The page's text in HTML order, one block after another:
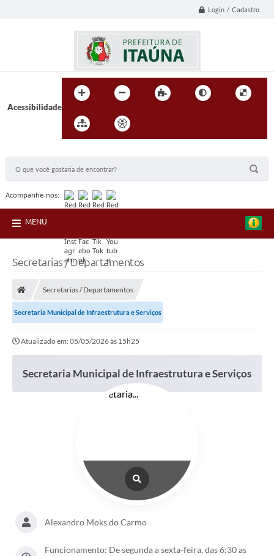
Login / Cadastro
Acessibilidade
Acompanhe-nos:
MENU
Secretarias / Departamentos
Secretarias / Departamentos
Secretaria Municipal de Infraestrutura e Serviços
Atualizado em: 05/05/2026 às 15h25
Secretaria Municipal de Infraestrutura e Serviços
Alexandro Moks do Carmo
Funcionamento: De segunda a sexta-feira, das 6:30 as